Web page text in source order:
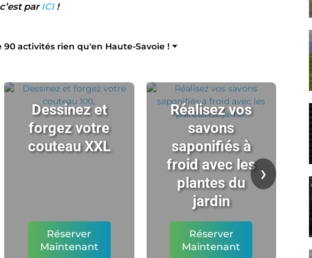
parICI!
90 activités rien qu'en Haute-Savoie ! ⏷
Dessinez et
forgez votre
couteau XXL
Réserver
Maintenant
Réalisez vos
savons
saponifiés à
froid avec les
plantes du
jardin
Réserver
Maintenant
❯